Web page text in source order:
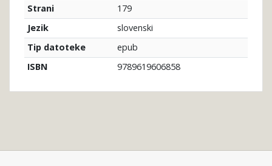
Strani
179
Jezik
slovenski
Tip datoteke
epub
ISBN
9789619606858